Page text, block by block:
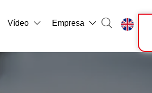
Vídeo  Empresa   